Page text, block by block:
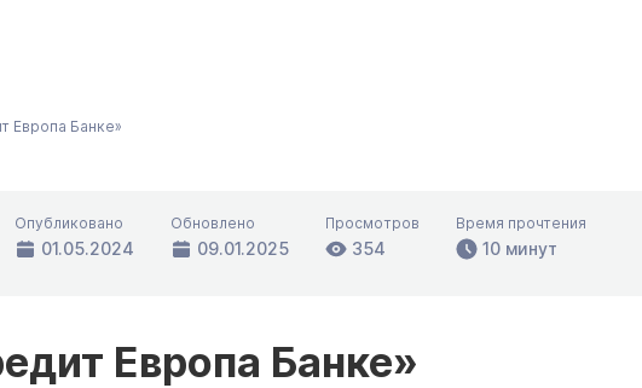
Европа Банке»
Опубликовано
01.05.2024
Обновлено
09.01.2025
Просмотров
354
Время прочтения
10 минут
Европа Банке»